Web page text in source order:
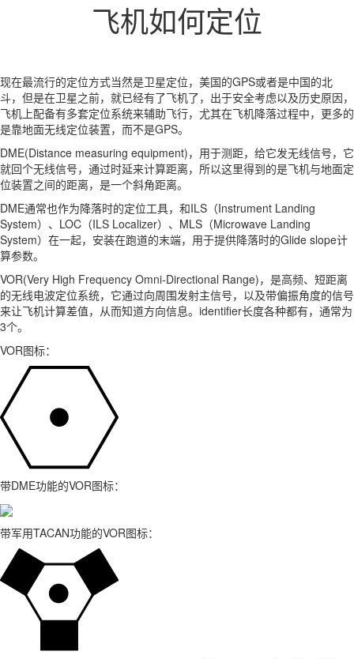
飞机如何定位
现在最流行的定位方式当然是卫星定位，美国的GPS或者是中国的北
斗，但是在卫星之前，就已经有了飞机了，出于安全考虑以及历史原因，
飞机上配备有多套定位系统来辅助飞行，尤其在飞机降落过程中，更多的
是靠地面无线定位装置，而不是GPS。
DME(Distance measuring equipment)，用于测距，给它发无线信号，它
就回个无线信号，通过时延来计算距离，所以这里得到的是飞机与地面定
位装置之间的距离，是一个斜角距离。
DME通常也作为降落时的定位工具，和ILS（Instrument Landing
System）、LOC（ILS Localizer）、MLS（Microwave Landing
System）在一起，安装在跑道的末端，用于提供降落时的Glide slope计
算参数。
VOR(Very High Frequency Omni-Directional Range)，是高频、短距离
的无线电波定位系统，它通过向周围发射主信号，以及带偏振角度的信号
来让飞机计算差值，从而知道方向信息。identifier长度各种都有，通常为
3个。
VOR图标：
带DME功能的VOR图标：
带军用TACAN功能的VOR图标：